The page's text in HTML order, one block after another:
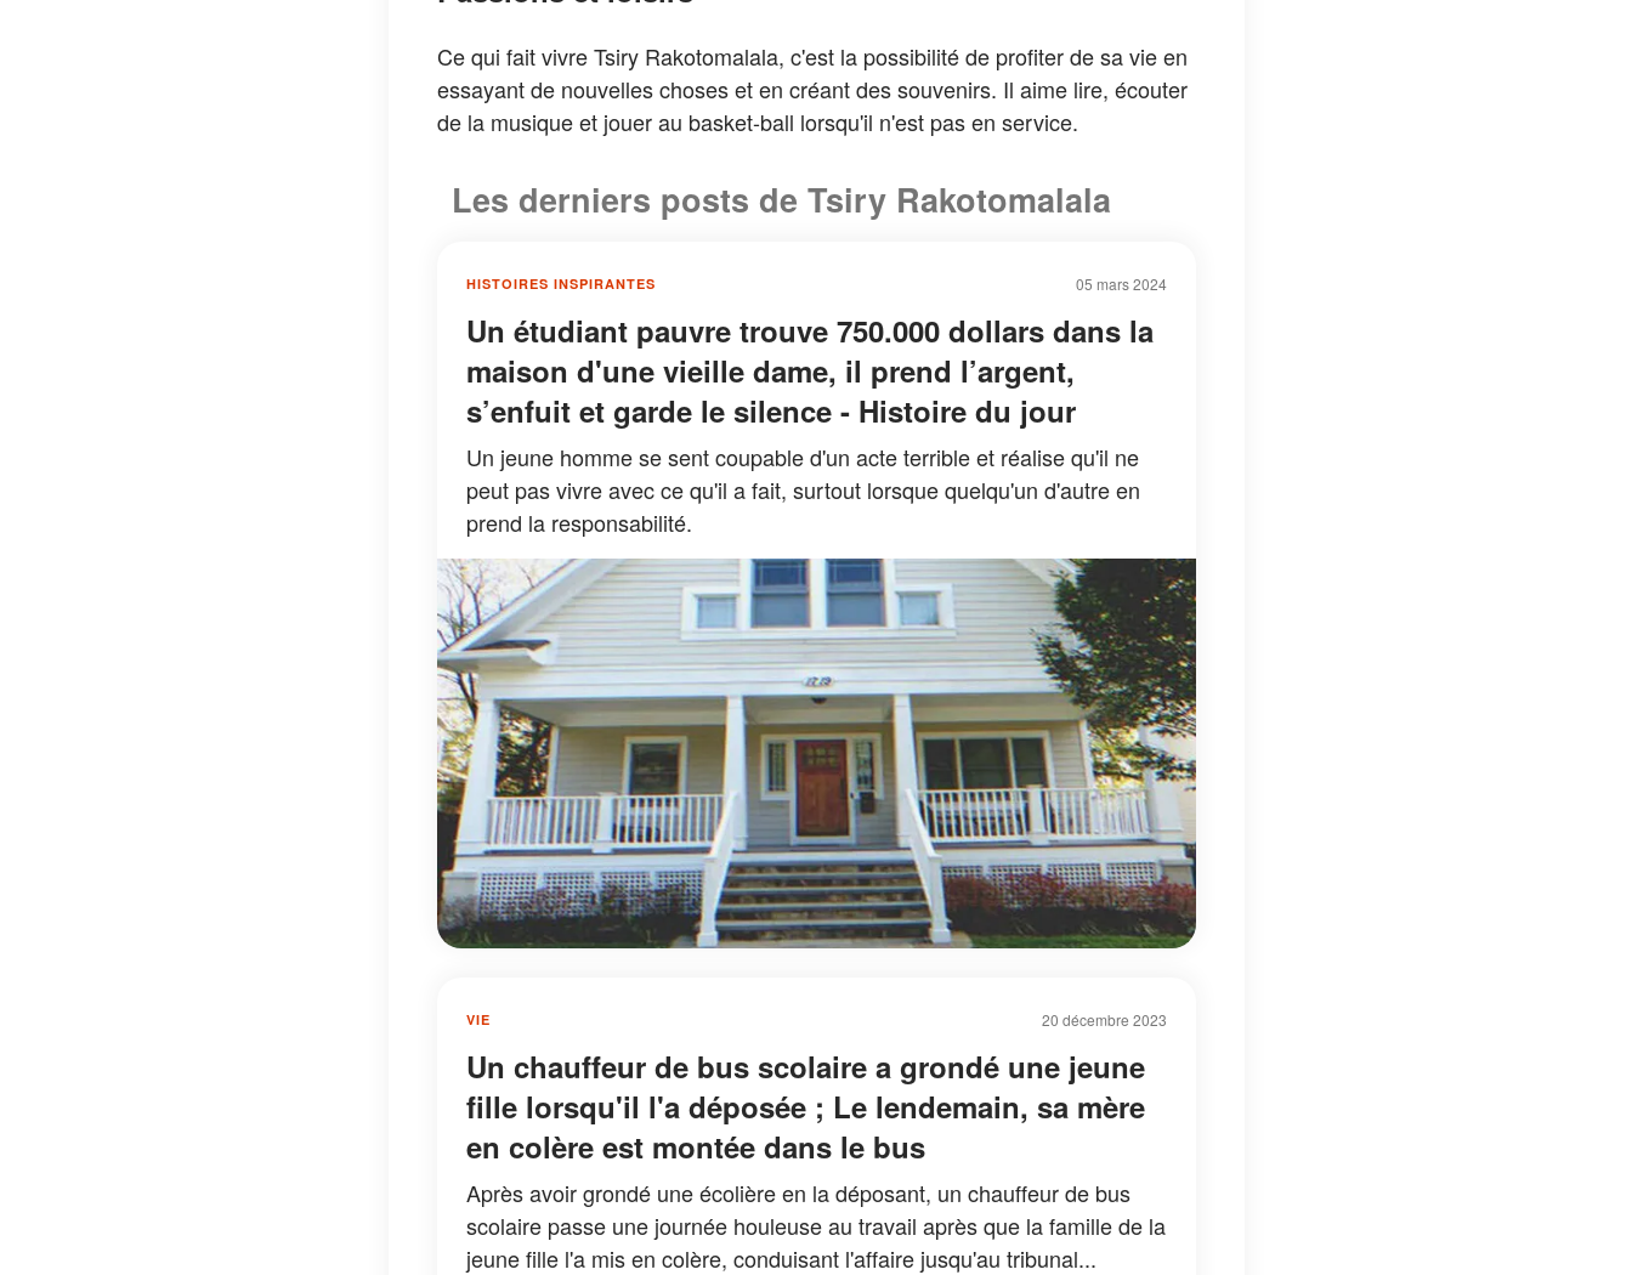
Ce qui fait vivre Tsiry Rakotomalala, c'est la possibilité de profiter de sa vie en
essayant de nouvelles choses et en créant des souvenirs. Il aime lire, écouter
de la musique et jouer au basket-ball lorsqu'il n'est pas en service.
Les derniers posts de Tsiry Rakotomalala
05 mars 2024
HISTOIRES INSPIRANTES
Un étudiant pauvre trouve 750.000 dollars dans la
maison d'une vieille dame, il prend l’argent,
s’enfuit et garde le silence - Histoire du jour
Un jeune homme se sent coupable d'un acte terrible et réalise qu'il ne
peut pas vivre avec ce qu'il a fait, surtout lorsque quelqu'un d'autre en
prend la responsabilité.
20 décembre 2023
VIE
Un chauffeur de bus scolaire a grondé une jeune
fille lorsqu'il l'a déposée ; Le lendemain, sa mère
en colère est montée dans le bus
Après avoir grondé une écolière en la déposant, un chauffeur de bus
scolaire passe une journée houleuse au travail après que la famille de la
jeune fille l'a mis en colère, conduisant l'affaire jusqu'au tribunal...